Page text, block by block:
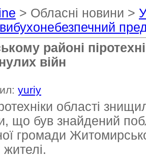
> Обласні новини >
районі
війн
yuriy
області
що був знайдений
громади
жителі.